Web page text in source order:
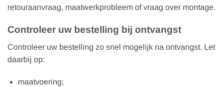
retouraanvraag, maatwerkprobleem of vraag over montage.
Controleer uw bestelling bij ontvangst
Controleer uw bestelling zo snel mogelijk na ontvangst. Let
daarbij op:
maatvoering;